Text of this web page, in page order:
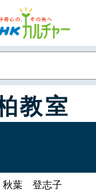
教室
秋葉 登志子